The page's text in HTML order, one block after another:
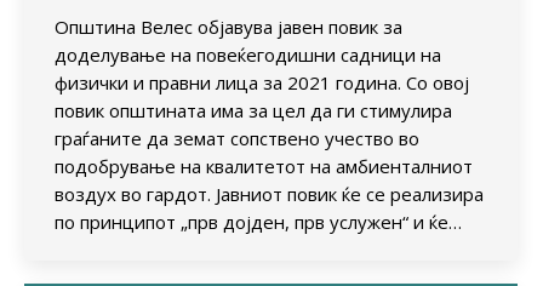
Општина Велес објавува јавен повик за
доделување на повеќегодишни садници на
физички и правни лица за 2021 година. Со овој
повик општината има за цел да ги стимулира
граѓаните да земат сопствено учество во
подобрување на квалитетот на амбиенталниот
воздух во гардот. Јавниот повик ќе се реализира
по принципот „прв дојден, прв услужен“ и ќе…